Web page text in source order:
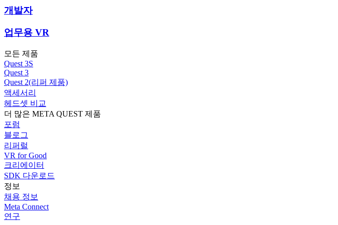
개발자
업무용 VR
모든 제품
Quest 3S
Quest 3
Quest 2(리퍼 제품)
액세서리
헤드셋 비교
더 많은 META QUEST 제품
포럼
블로그
리퍼럴
VR for Good
크리에이터
SDK 다운로드
정보
채용 정보
Meta Connect
연구